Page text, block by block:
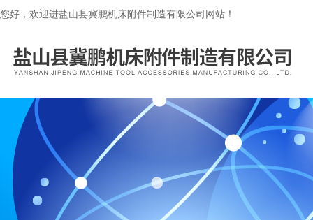
您好，欢迎进盐山县冀鹏机床附件制造有限公司网站！